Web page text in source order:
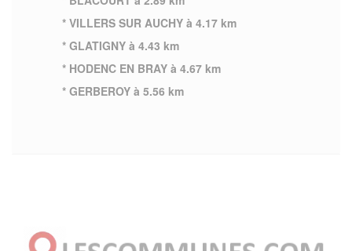
* VILLERS SUR AUCHY à 4.17 km
* GLATIGNY à 4.43 km
* HODENC EN BRAY à 4.67 km
* GERBEROY à 5.56 km